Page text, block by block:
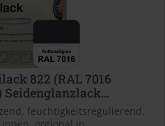
822 (RAL 7016
feuchtigkeitsregulierend,